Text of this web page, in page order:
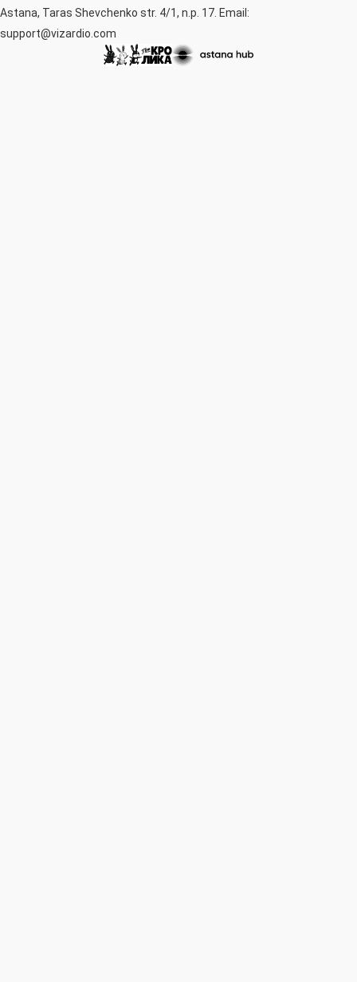
Astana, Taras Shevchenko str. 4/1, n.p. 17. Email:
support@vizardio.com